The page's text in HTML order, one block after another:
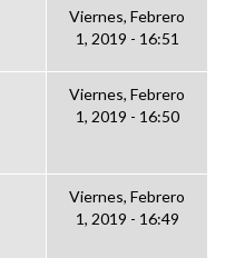
Viernes, Febrero
1, 2019 - 16:51
Viernes, Febrero
1, 2019 - 16:50
Viernes, Febrero
1, 2019 - 16:49